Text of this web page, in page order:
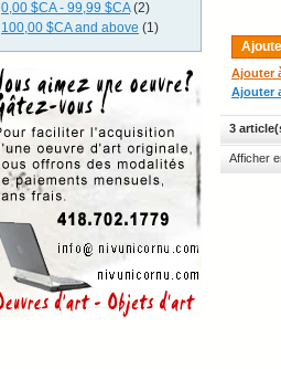
Ajouter
Ajouter
3
Afficher
0,00 $CA- 99,99 $CA(2)
100,00 $CAand above (1)